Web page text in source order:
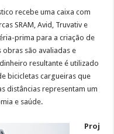
recebe uma caixa com
SRAM, Avid, Truvativ e
prima para a criação de
obras são avaliadas e
resultante é utilizado
bicicletas cargueiras que
distâncias representam um
e saúde.
Proj